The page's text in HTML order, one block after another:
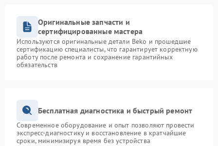
Оригинальные запчасти и
сертифицированные мастера
Используются оригинальные детали Beko и прошедшие
сертификацию специалисты, что гарантирует корректную
работу после ремонта и сохранение гарантийных
обязательств
Бесплатная диагностика и быстрый ремонт
Современное оборудование и опыт позволяют провести
экспресс-диагностику и восстановление в кратчайшие
сроки, минимизируя время без устройства